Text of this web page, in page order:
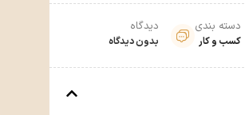
دسته بندی
کسب و کار
دیدگاه
بدون دیدگاه